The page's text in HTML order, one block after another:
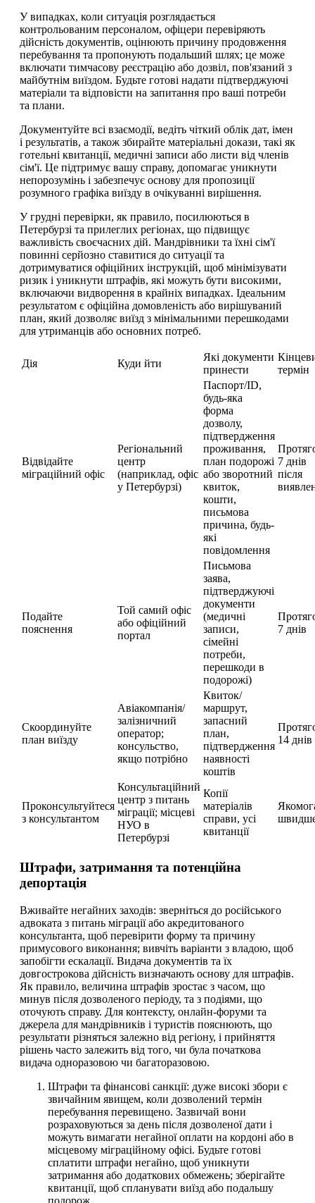
У випадках, коли ситуація розглядається
контрольованим персоналом, офіцери перевіряють
дійсність документів, оцінюють причину продовження
перебування та пропонують подальший шлях; це може
включати тимчасову реєстрацію або дозвіл, пов'язаний з
майбутнім виїздом. Будьте готові надати підтверджуючі
матеріали та відповісти на запитання про ваші потреби
та плани.
Документуйте всі взаємодії, ведіть чіткий облік дат, імен
і результатів, а також збирайте матеріальні докази, такі як
готельні квитанції, медичні записи або листи від членів
сім'ї. Це підтримує вашу справу, допомагає уникнути
непорозумінь і забезпечує основу для пропозиції
розумного графіка виїзду в очікуванні вирішення.
У грудні перевірки, як правило, посилюються в
Петербурзі та прилеглих регіонах, що підвищує
важливість своєчасних дій. Мандрівники та їхні сім'ї
повинні серйозно ставитися до ситуації та
дотримуватися офіційних інструкцій, щоб мінімізувати
ризик і уникнути штрафів, які можуть бути високими,
включаючи видворення в крайніх випадках. Ідеальним
результатом є офіційна домовленість або вирішуваний
план, який дозволяє виїзд з мінімальними перешкодами
для утриманців або основних потреб.
Дія Куди йти
Які документи
принести
термін
Відвідайте
міграційний офіс
Регіональний
центр
(наприклад, офіс
у Петербурзі)
Паспорт/ID,
будь-яка
форма
дозволу,
підтвердження
проживання,
план подорожі
або зворотний
квиток,
кошти,
письмова
причина, будь-
які
повідомлення
7 днів
після
Подайте
пояснення
Той самий офіс
або офіційний
портал
Письмова
заява,
підтверджуючі
документи
(медичні
записи,
сімейні
потреби,
перешкоди в
подорожі)
7 днів
Скоординуйте
план виїзду
Авіакомпанія/
залізничний
оператор;
консульство,
якщо потрібно
Квиток/
маршрут,
запасний
план,
підтвердження
наявності
коштів
14 днів
Проконсультуйтеся
з консультантом
Консультаційний
центр з питань
міграції; місцеві
НУО в
Петербурзі
Копії
матеріалів
справи, усі
квитанції
Штрафи, затримання та потенційна
депортація
Вживайте негайних заходів: зверніться до російського
адвоката з питань міграції або акредитованого
консультанта, щоб перевірити форму та причину
примусового виконання; вивчіть варіанти з владою, щоб
запобігти ескалації. Видача документів та їх
довгострокова дійсність визначають основу для штрафів.
Як правило, величина штрафів зростає з часом, що
минув після дозволеного періоду, та з подіями, що
оточують справу. Для контексту, онлайн-форуми та
джерела для мандрівників і туристів пояснюють, що
результати різняться залежно від регіону, і прийняття
рішень часто залежить від того, чи була початкова
видача одноразовою чи багаторазовою.
Штрафи та фінансові санкції: дуже високі збори є
звичайним явищем, коли дозволений термін
перебування перевищено. Зазвичай вони
розраховуються за день після дозволеної дати і
можуть вимагати негайної оплати на кордоні або в
місцевому міграційному офісі. Будьте готові
сплатити штрафи негайно, щоб уникнути
затримання або додаткових обмежень; зберігайте
квитанції, щоб спланувати виїзд або подальшу
подорож.